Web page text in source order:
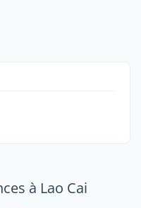
à Lao Cai